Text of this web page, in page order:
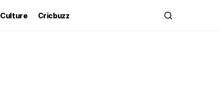
Culture Cricbuzz